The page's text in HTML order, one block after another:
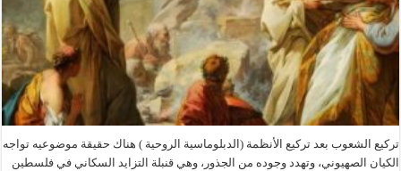
تركيع الشعوب بعد تركيع الأنظمة (الدبلوماسية الروحية ) هناك حقيقة موضوعيه تواجه
الكيان الصهيوني، وتهدد وجوده من الجذور، وهي قنبلة التزايد السكاني في فلسطين